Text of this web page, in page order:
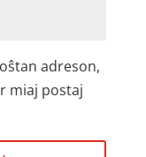
adreson,
miaj postaj